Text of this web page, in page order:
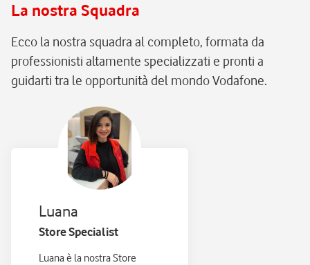
La nostra Squadra
Ecco la nostra squadra al completo, formata da
professionisti altamente specializzati e pronti a
guidarti tra le opportunità del mondo Vodafone.
Luana
Store Specialist
Luana è la nostra Store